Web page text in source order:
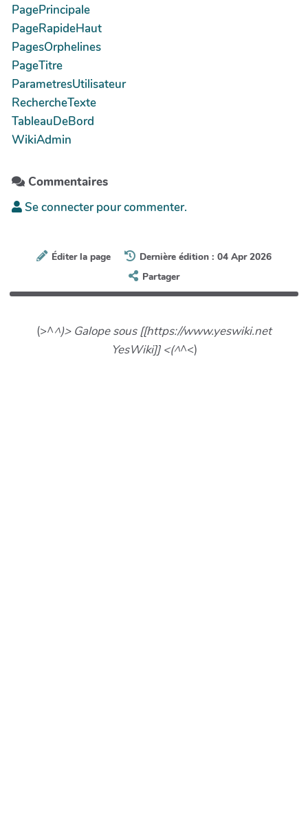
PagePrincipale
PageRapideHaut
PagesOrphelines
PageTitre
ParametresUtilisateur
RechercheTexte
TableauDeBord
WikiAdmin
Commentaires
Se connecter pour commenter.
Éditer la page
Dernière édition : 04 Apr 2026
Partager
(>^^)> Galope sous [[https://www.yeswiki.net
YesWiki]] <(^^<)